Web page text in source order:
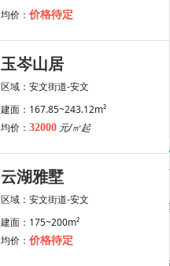
均价： 价格待定
玉岑山居
区域：安文街道-安文
建面：167.85~243.12m²
均价： 32000 元/㎡起
云湖雅墅
区域：安文街道-安文
建面：175~200m²
均价： 价格待定